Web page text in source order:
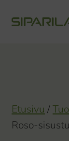
sisältöön
Etusivu /
Roso-